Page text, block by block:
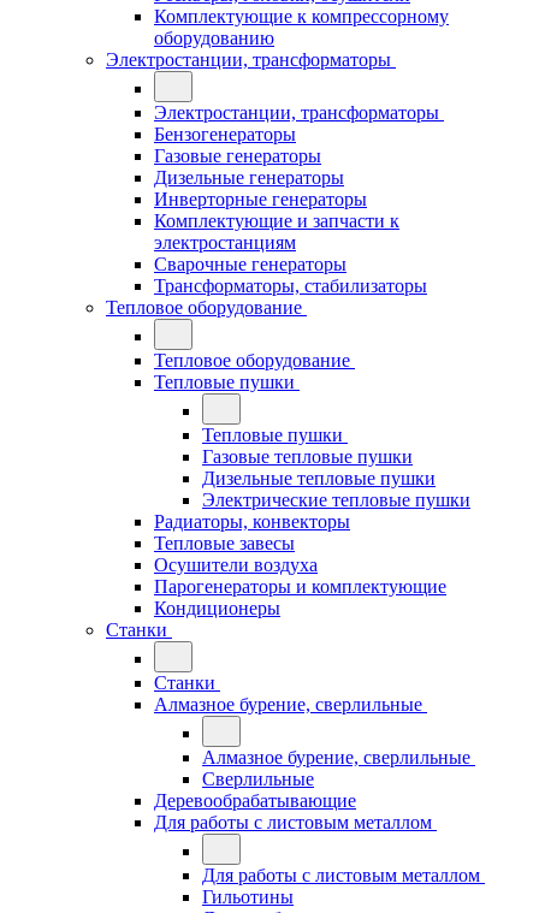
Комплектующие к компрессорному
оборудованию
Электростанции, трансформаторы
Электростанции, трансформаторы
Бензогенераторы
Газовые генераторы
Дизельные генераторы
Инверторные генераторы
Комплектующие и запчасти к
электростанциям
Сварочные генераторы
Трансформаторы, стабилизаторы
Тепловое оборудование
Тепловое оборудование
Тепловые пушки
Тепловые пушки
Газовые тепловые пушки
Дизельные тепловые пушки
Электрические тепловые пушки
Радиаторы, конвекторы
Тепловые завесы
Осушители воздуха
Парогенераторы и комплектующие
Кондиционеры
Станки
Станки
Алмазное бурение, сверлильные
Алмазное бурение, сверлильные
Сверлильные
Деревообрабатывающие
Для работы с листовым металлом
Для работы с листовым металлом
Гильотины